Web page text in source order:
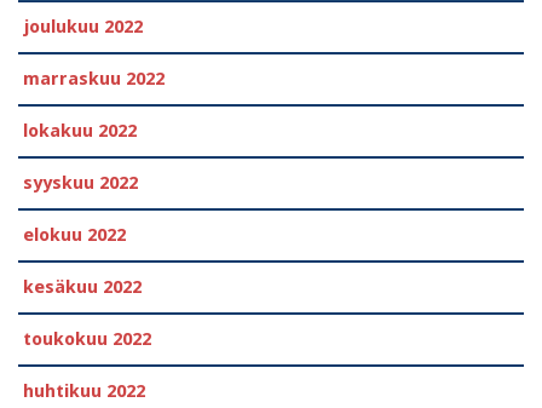
joulukuu 2022
marraskuu 2022
lokakuu 2022
syyskuu 2022
elokuu 2022
kesäkuu 2022
toukokuu 2022
huhtikuu 2022